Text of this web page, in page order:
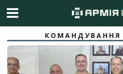
КОМАНДУВАННЯ